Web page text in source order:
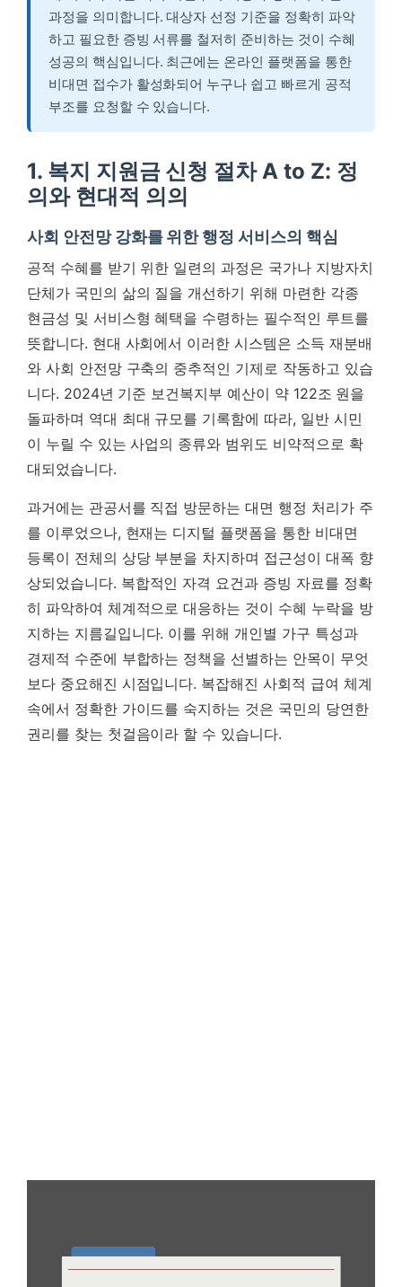
과정을 의미합니다. 대상자 선정 기준을 정확히 파악
하고 필요한 증빙 서류를 철저히 준비하는 것이 수혜
성공의 핵심입니다. 최근에는 온라인 플랫폼을 통한
비대면 접수가 활성화되어 누구나 쉽고 빠르게 공적
부조를 요청할 수 있습니다.
1. 복지 지원금 신청 절차 A to Z: 정
의와 현대적 의의
사회 안전망 강화를 위한 행정 서비스의 핵심
공적 수혜를 받기 위한 일련의 과정은 국가나 지방자치
단체가 국민의 삶의 질을 개선하기 위해 마련한 각종
현금성 및 서비스형 혜택을 수령하는 필수적인 루트를
뜻합니다. 현대 사회에서 이러한 시스템은 소득 재분배
와 사회 안전망 구축의 중추적인 기제로 작동하고 있습
니다. 2024년 기준 보건복지부 예산이 약 122조 원을
돌파하며 역대 최대 규모를 기록함에 따라, 일반 시민
이 누릴 수 있는 사업의 종류와 범위도 비약적으로 확
대되었습니다.
과거에는 관공서를 직접 방문하는 대면 행정 처리가 주
를 이루었으나, 현재는 디지털 플랫폼을 통한 비대면
등록이 전체의 상당 부분을 차지하며 접근성이 대폭 향
상되었습니다. 복합적인 자격 요건과 증빙 자료를 정확
히 파악하여 체계적으로 대응하는 것이 수혜 누락을 방
지하는 지름길입니다. 이를 위해 개인별 가구 특성과
경제적 수준에 부합하는 정책을 선별하는 안목이 무엇
보다 중요해진 시점입니다. 복잡해진 사회적 급여 체계
속에서 정확한 가이드를 숙지하는 것은 국민의 당연한
권리를 찾는 첫걸음이라 할 수 있습니다.